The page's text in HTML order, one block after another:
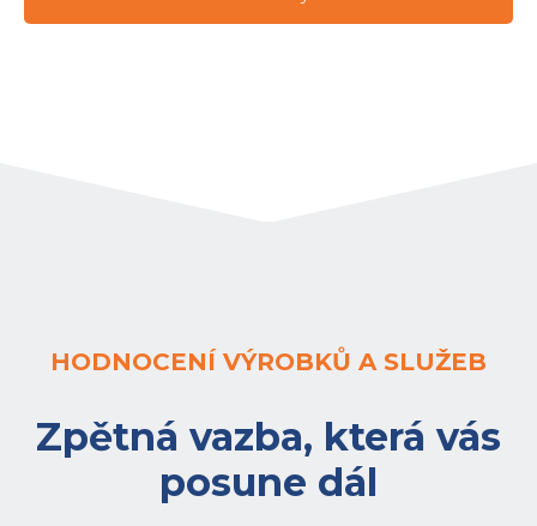
HODNOCENÍ VÝROBKŮ A SLUŽEB
Zpětná vazba, která vás
posune dál